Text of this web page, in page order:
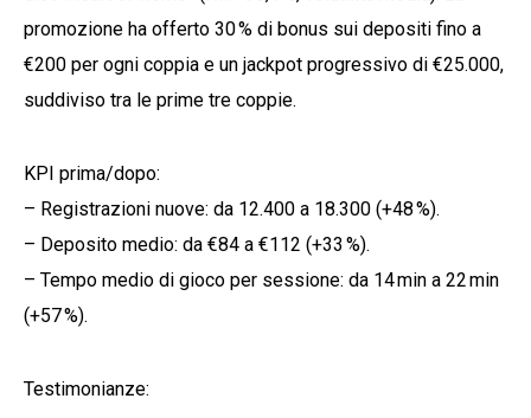
promozione ha offerto 30 % di bonus sui depositi fino a
€200 per ogni coppia e un jackpot progressivo di €25.000,
suddiviso tra le prime tre coppie.
KPI prima/dopo:
– Registrazioni nuove: da 12.400 a 18.300 (+48 %).
– Deposito medio: da €84 a €112 (+33 %).
– Tempo medio di gioco per sessione: da 14 min a 22 min
(+57 %).
Testimonianze: